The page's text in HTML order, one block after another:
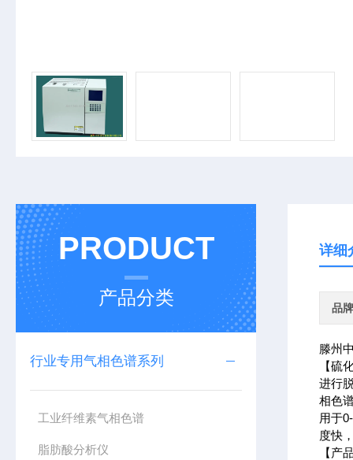
PRODUCT
产品分类
行业专用气相色谱系列
工业纤维素气相色谱
脂肪酸分析仪
详细
品牌
滕州
【硫
进行
相色
用于
度快
【产